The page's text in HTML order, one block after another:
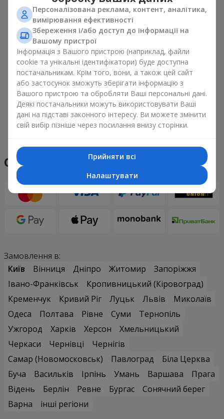
Переглянути все
Способи оплати
Замовлення в:
Київ
Вінниця Дніпро Житомир
Запоріжжя
Івано-Франківськ
Кропивницький (Кіровоград)
Кременчук
Кривий Ріг Луцьк Львів
Миколаїв
Одеса
Полтава Рівне Суми
Тернопіль
Ужгород
Харків Херсон
Хмельницький
Черкаси
Чернівці
Чернігів
Самар (Новомосковськ)
Павлоград
Біла Церква
Буча
Васильків Ірпінь Умань Варшава
Прага
Відень
Берлін Ревне Бургас
Сонячний берег
Варна
інші регіони
Персоналізована реклама, контент, аналітика,
вимірювання ефективності
Збереження і/або доступ до інформації на
Вашому пристрої
Інформація з Вашого пристрою (наприклад, файли
cookie та унікальні ідентифікатори) буде доступна
постачальникам. Крім того, вони, а також цей сайт
або застосунок зможуть зберігати інформацію з
Вашого пристрою та обробляти Ваші персональні дані.
Деякі постачальники можуть використовувати Ваші
дані на підставі законного інтересу. Ви можете змінити
свій вибір пізніше через посилання внизу сторінки.
Прийняти всі
Налаштувати